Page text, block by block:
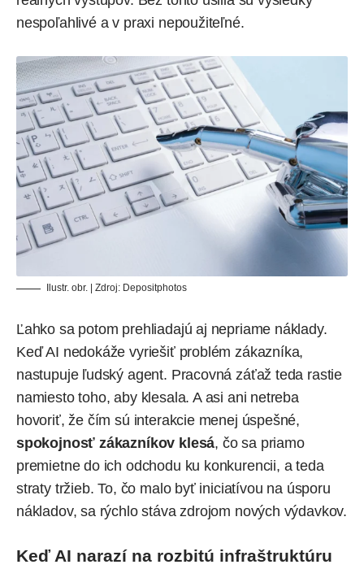
nespoľahlivé a v praxi nepoužiteľné.
Ilustr. obr. | Zdroj: Depositphotos
Ľahko sa potom prehliadajú aj nepriame náklady.
Keď AI nedokáže vyriešiť problém zákazníka,
nastupuje ľudský agent. Pracovná záťaž teda rastie
namiesto toho, aby klesala. A asi ani netreba
hovoriť, že čím sú interakcie menej úspešné,
spokojnosť zákazníkov klesá, čo sa priamo
premietne do ich odchodu ku konkurencii, a teda
straty tržieb. To, čo malo byť iniciatívou na úsporu
nákladov, sa rýchlo stáva zdrojom nových výdavkov.
Keď AI narazí na rozbitú infraštruktúru